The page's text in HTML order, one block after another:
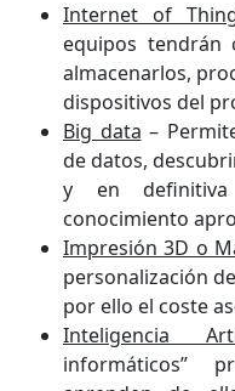
Internet of
equipos tendrán
almacenarlos,
dispositivos del
Big data –
de datos,
y en
conocimiento
Impresión 3D o
personalización
por ello el coste
Inteligencia
informáticos”